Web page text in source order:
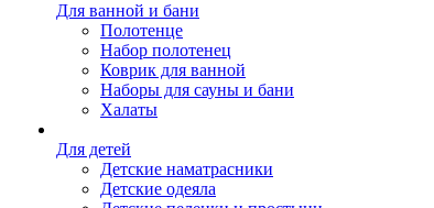
Для ванной и бани
Полотенце
Набор полотенец
Коврик для ванной
Наборы для сауны и бани
Халаты
Для детей
Детские наматрасники
Детские одеяла